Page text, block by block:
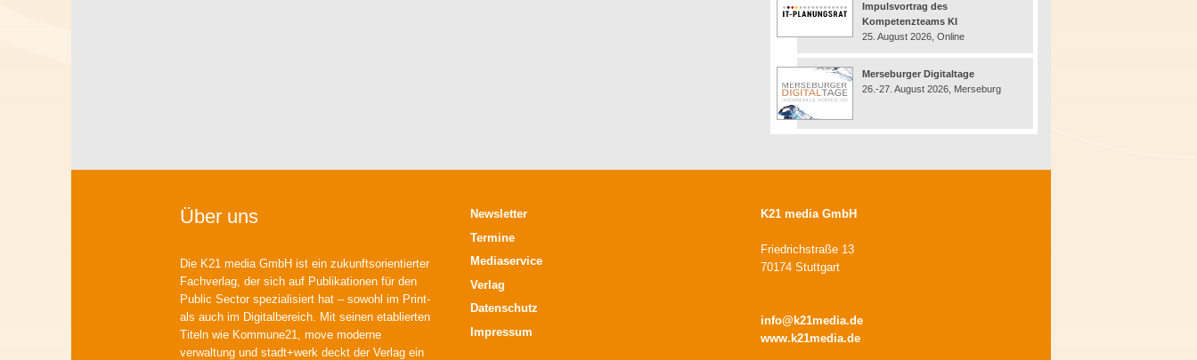
Impulsvortrag des
Kompetenzteams KI
25. August 2026, Online
Merseburger Digitaltage
26.-27. August 2026, Merseburg
Über uns
Die K21 media GmbH ist ein zukunftsorientierter
Fachverlag, der sich auf Publikationen für den
Public Sector spezialisiert hat – sowohl im Print-
als auch im Digitalbereich. Mit seinen etablierten
Titeln wie Kommune21, move moderne
verwaltung und stadt+werk deckt der Verlag ein
Newsletter
Termine
Mediaservice
Verlag
Datenschutz
Impressum
K21 media GmbH
Friedrichstraße 13
70174 Stuttgart
info@k21media.de
www.k21media.de